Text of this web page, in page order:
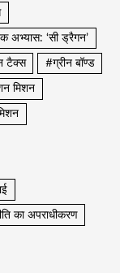
अभ्यास: ‘सी ड्रैगन’
टैक्स #ग्रीन बॉण्ड
मिशन
का अपराधीकरण